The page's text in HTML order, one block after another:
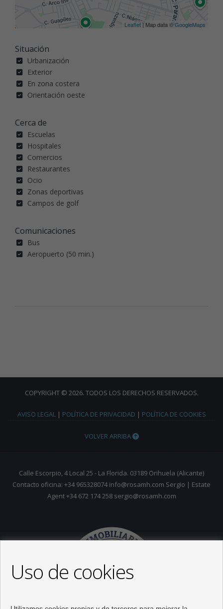
Leaflet | Map data ©GoogleMaps
Situación
Urbanización
Exterior
En zona costera
Orientación oeste
Cerca de
Escuelas
Hospitales
Comercios
Restaurantes
Ocio
Zonas deportivas
Campos de golf
Comunicaciones
Bus
Aeropuerto (50 min.)
COPYRIGHT © 2026. TODOS LOS DERECHOS RESERVADOS.
AVISO LEGAL| POLÍTICA DE PRIVACIDAD | POLÍTICA DE COOKIES
VOLVER ARRIBA
Calle Escorpio, 4 Local 25 - La Florida. 03189 Orihuela (Alicante)
Contacto oficina: +34 965328074 info@rosamh.com Sergio | Estate
Agent +34 672 174 258 sergio@rosamh.com
Uso de cookies